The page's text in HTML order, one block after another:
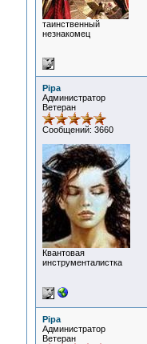
таинственный
незнакомец
Pipa
Администратор
Ветеран
Сообщений: 3660
Квантовая
инструменталистка
Pipa
Администратор
Ветеран